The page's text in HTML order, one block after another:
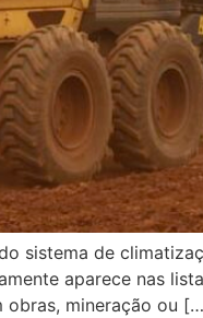
sistema de
aparece nas
obras, mineração ou